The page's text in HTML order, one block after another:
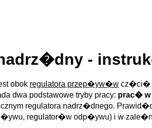
-
obok regulatora przep�yw�w cz�ci�
dwa podstawowe tryby pracy: prac� w
regulatora nadrz�dnego.
regulator�w odp�ywu) i w